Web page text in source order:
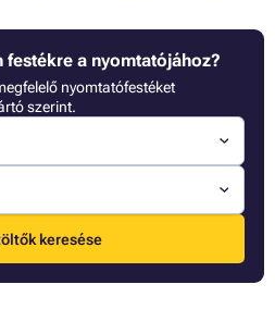
festékre a nyomtatójához?
nyomtatófestéket
szerint.
keresése